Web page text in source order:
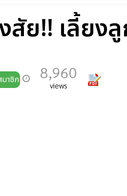
สัย!! เลี้ยง
มาชิก 8,960
views